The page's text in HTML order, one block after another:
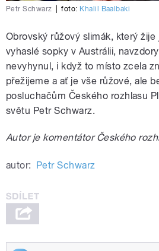
Petr Schwarz foto: Khalil Baalbaki
Obrovský růžový slimák, který
vyhaslé sopky v Austrálii,
nevyhynul, i když to místo zcela
přežijeme a ať je vše růžové, ale
posluchačům Českého rozhlasu
světu Petr Schwarz.
Autor je komentátor Českého
autor: Petr Schwarz